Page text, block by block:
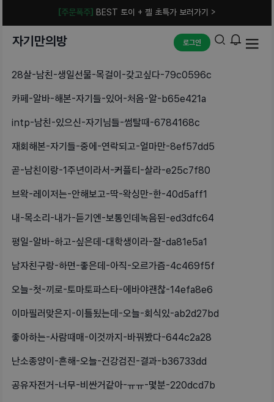
[주문폭주] BEST 토이 + 젤 초특가 보러가기 >
자기만의방 로그인
28살-남친-생일선물-목걸이-갖고싶다-79c0596c
카페-알바-해본-자기들-있어-처음-알-b65e421a
intp-남친-있으신-자기님들-썸탈때-6784168c
재회해본-자기들-중에-연락되고-얼마만-8ef57dd5
곧-남친이랑-1주년이라서-커플티-살라-e25c7f80
브왁-레이저는-안해보고-딱-왁싱만-한-40d5aff1
내-목소리-내가-듣기엔-보통인데녹음된-ed3dfc64
평일-알바-하고-싶은데-대학생이라-잘-da81e5a1
남자친구랑-하면-좋은데-아직-오르가즘-4c469f5f
오늘-첫-끼로-토마토파스타-에바야괜찮-14efa8e6
이마필러맞은지-이틀됬는데-오늘-회식있-ab2d27bd
좋아하는-사람때매-이것까지-바꿔봤다-644c2a28
난소종양이-흔해-오늘-건강검진-결과-b36733dd
공유자전거-너무-비싼거같아-ㅠㅠ-몇분-220dcd7b